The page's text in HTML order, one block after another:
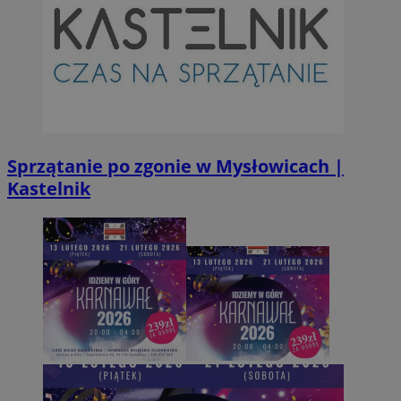
Sprzątanie po zgonie w Mysłowicach |
Kastelnik
INGRESSCOOKIE
NGINX Inc.
bh.contextweb.com